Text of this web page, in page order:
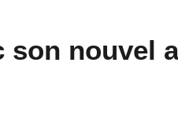
son nouvel